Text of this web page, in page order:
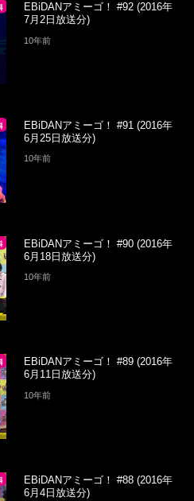
EBiDANアミーゴ！ #92 (2016年
7月2日放送分)
10年前
EBiDANアミーゴ！ #91 (2016年
6月25日放送分)
10年前
EBiDANアミーゴ！ #90 (2016年
6月18日放送分)
10年前
EBiDANアミーゴ！ #89 (2016年
6月11日放送分)
10年前
EBiDANアミーゴ！ #88 (2016年
6月4日放送分)